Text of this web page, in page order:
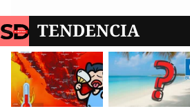
TENDENCIA